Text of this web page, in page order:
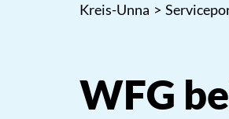
Kreis-Unna >
WFG